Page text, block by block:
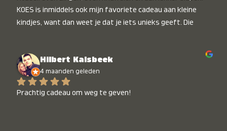
KOES is inmiddels ook mijn favoriete cadeau aan kleine
kindjes, want dan weet je dat je iets unieks geeft. Die
Hilbert Kalsbeek
4 maanden geleden
Prachtig cadeau om weg te geven!